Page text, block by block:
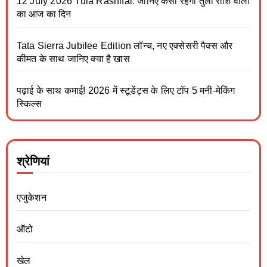
का आज का दिन
Tata Sierra Jubilee Edition लॉन्च, नए एक्सेसरी पैक्स और
कीमत के साथ जानिए क्या है खास
पढ़ाई के साथ कमाई! 2026 में स्टूडेंट्स के लिए टॉप 5 मनी-मेकिंग
स्किल्स
श्रेणियां
एजुकेशन
ऑटो
खेल